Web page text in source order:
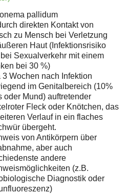
pallidum
direkten Kontakt von
zu Mensch bei Verletzung
Haut (Infektionsrisiko
bei Sexualverkehr mit einem
bei 30 %)
3 Wochen nach Infektion
im Genitalbereich (10%
oder Mund) auftretender
Fleck oder Knötchen, das
Verlauf in ein flaches
übergeht.
von Antikörpern über
aber auch
andere
(z.B.
Diagnostik oder